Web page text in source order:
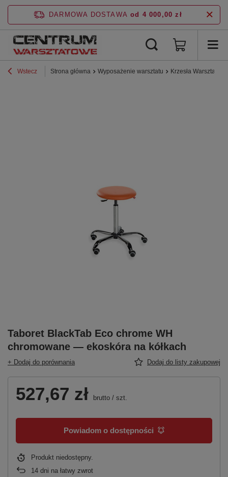
DARMOWA DOSTAWA od 4 000,00 zł
Wstecz Strona główna Wyposażenie warsztatu Krzesła Warsztatowe
Taboret BlackTab Eco chrome WH
chromowane — ekoskóra na kółkach
+ Dodaj do porównania Dodaj do listy zakupowej
527,67 zł brutto / szt.
Powiadom o dostępności
Produkt niedostępny
14 dni na łatwy zwrot